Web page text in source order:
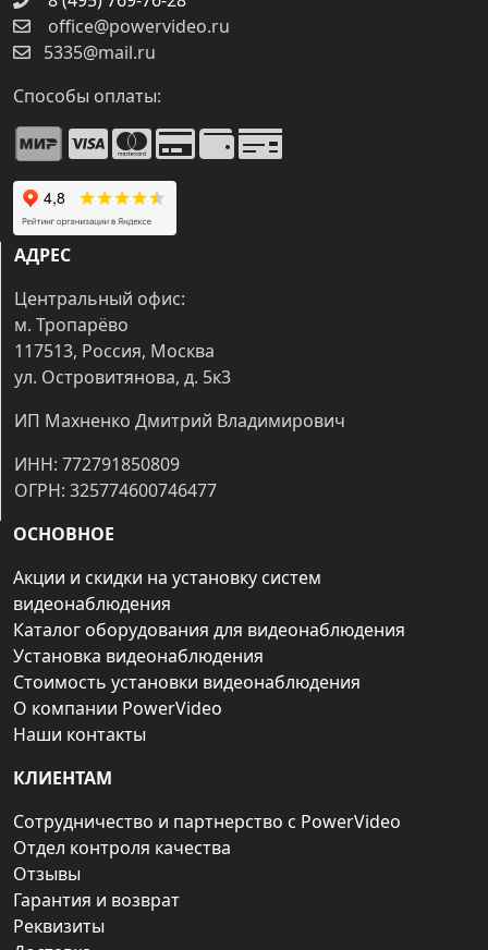
office@powervideo.ru
5335@mail.ru
Способы оплаты:
АДРЕС
Центральный офис:
м. Тропарёво
117513, Россия, Москва
ул. Островитянова, д. 5к3
ИП Махненко Дмитрий Владимирович
ИНН: 772791850809
ОГРН: 325774600746477
ОСНОВНОЕ
Акции и скидки на установку систем
видеонаблюдения
Каталог оборудования для видеонаблюдения
Установка видеонаблюдения
Стоимость установки видеонаблюдения
О компании PowerVideo
Наши контакты
КЛИЕНТАМ
Сотрудничество и партнерство с PowerVideo
Отдел контроля качества
Отзывы
Гарантия и возврат
Реквизиты